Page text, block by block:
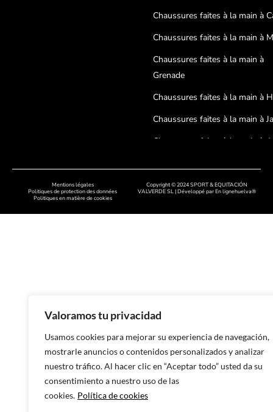
Valoramos tu privacidad
Usamos cookies para mejorar su experiencia de navegación,
mostrarle anuncios o contenidos personalizados y analizar
nuestro tráfico. Al hacer clic en “Aceptar todo” usted da su
consentimiento a nuestro uso de las
cookies. Política de cookies
Chaussures faites à la main à
Chaussures faites à la main à
Chaussures faites à la main à
Grenade
Chaussures faites à la main à
Chaussures faites à la main à
Chaussures faites à la main à
Asturies
Chaussures faites à la main à
Chaussures faites à la main à
Mentions légales
Politiques de protection des données
Politiques en matière de cookies
Copyright © 2024 SPORT & EQUITACIÓN
VALVERDE SL | Développé parEn lignehuelva®